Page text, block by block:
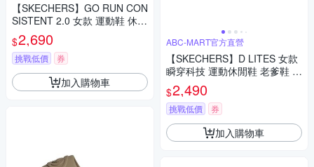
【SKECHERS】GO RUN CON
SISTENT 2.0 女款 運動鞋 休閒
鞋 寬楦 瞬穿科技 128615WNT
PK
$2,690
挑戰低價 券
加入購物車
ABC-MART官方直營
【SKECHERS】D LITES 女款
瞬穿科技 運動休閒鞋 老爹鞋 1
50721NAT
$2,490
挑戰低價 券
加入購物車